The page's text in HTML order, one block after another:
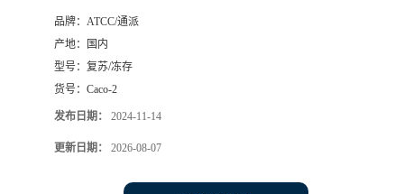
品牌： ATCC/通派
产地：
国内
型号： 复苏/冻存
货号： Caco-2
发布日期： 2024-11-14
更新日期： 2026-08-07